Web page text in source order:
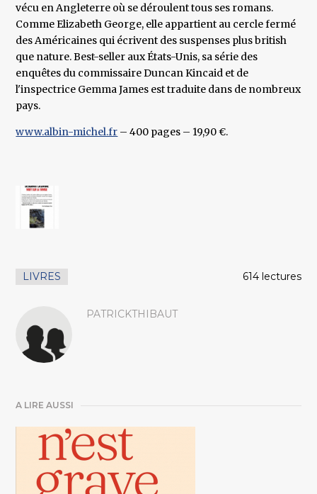
vécu en Angleterre où se déroulent tous ses romans.
Comme Elizabeth George, elle appartient au cercle fermé
des Américaines qui écrivent des suspenses plus british
que nature. Best-seller aux États-Unis, sa série des
enquêtes du commissaire Duncan Kincaid et de
l'inspectrice Gemma James est traduite dans de nombreux
pays.
www.albin-michel.fr – 400 pages – 19,90 €.
LIVRES 614 lectures
PATRICKTHIBAUT
A LIRE AUSSI